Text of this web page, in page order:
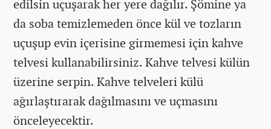
edilsin uçuşarak her yere dağılır. Şömine ya
da soba temizlemeden önce kül ve tozların
uçuşup evin içerisine girmemesi için kahve
telvesi kullanabilirsiniz. Kahve telvesi külün
üzerine serpin. Kahve telveleri külü
ağırlaştırarak dağılmasını ve uçmasını
önceleyecektir.